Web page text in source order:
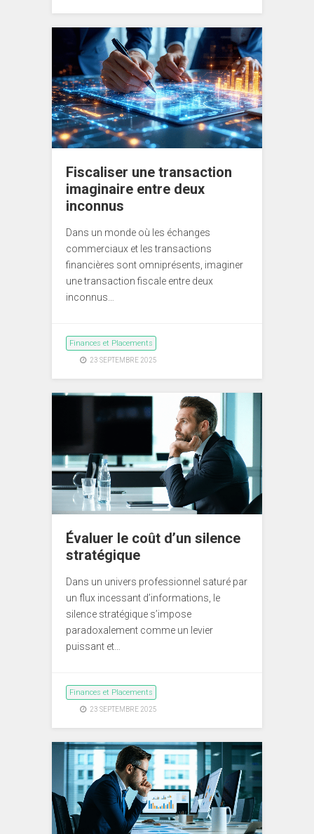
Fiscaliser une transaction
imaginaire entre deux
inconnus
Dans un monde où les échanges
commerciaux et les transactions
financières sont omniprésents, imaginer
une transaction fiscale entre deux
inconnus…
Finances et Placements
23 SEPTEMBRE 2025
Évaluer le coût d’un silence
stratégique
Dans un univers professionnel saturé par
un flux incessant d’informations, le
silence stratégique s’impose
paradoxalement comme un levier
puissant et…
Finances et Placements
23 SEPTEMBRE 2025